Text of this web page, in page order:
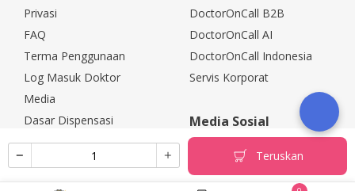
Teruskan
Privasi
FAQ
Terma Penggunaan
Log Masuk Doktor
Media
Dasar Dispensasi
Kerjaya
Rakan Kongsi Korporat
Polisi Pemulangan
DoctorOnCall B2B
DoctorOnCall AI
DoctorOnCall Indonesia
Servis Korporat
Media Sosial